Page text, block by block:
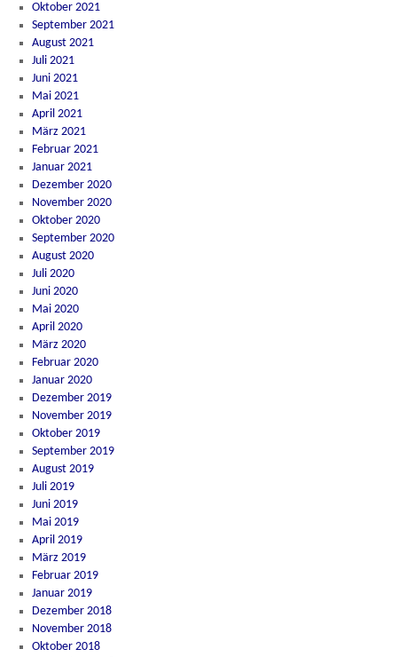
Oktober 2021
September 2021
August 2021
Juli 2021
Juni 2021
Mai 2021
April 2021
März 2021
Februar 2021
Januar 2021
Dezember 2020
November 2020
Oktober 2020
September 2020
August 2020
Juli 2020
Juni 2020
Mai 2020
April 2020
März 2020
Februar 2020
Januar 2020
Dezember 2019
November 2019
Oktober 2019
September 2019
August 2019
Juli 2019
Juni 2019
Mai 2019
April 2019
März 2019
Februar 2019
Januar 2019
Dezember 2018
November 2018
Oktober 2018